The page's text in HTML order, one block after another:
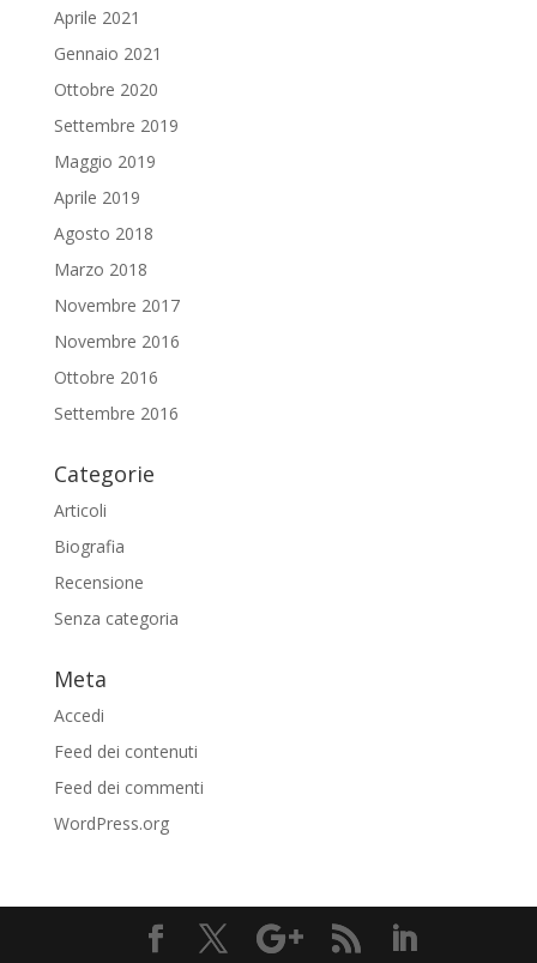
Aprile 2021
Gennaio 2021
Ottobre 2020
Settembre 2019
Maggio 2019
Aprile 2019
Agosto 2018
Marzo 2018
Novembre 2017
Novembre 2016
Ottobre 2016
Settembre 2016
Categorie
Articoli
Biografia
Recensione
Senza categoria
Meta
Accedi
Feed dei contenuti
Feed dei commenti
WordPress.org